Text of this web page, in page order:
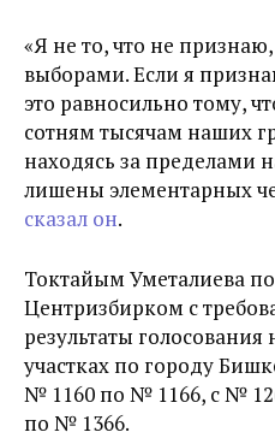
«Я не то, что не
выборами. Если я
это равносильно тому,
сотням тысячам наших
находясь за пределами
лишены элементарных
сказал он.
Токтайым Уметалиева
Центризбирком с
результаты
участках по городу
№ 1160 по № 1166, с №
по № 1366.